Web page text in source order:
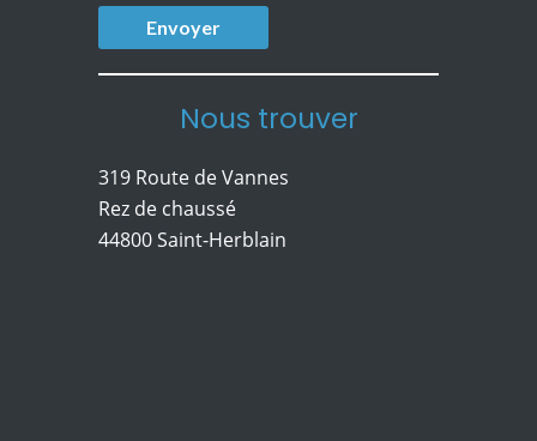
Nous trouver
319 Route de Vannes
Rez de chaussé
44800 Saint-Herblain